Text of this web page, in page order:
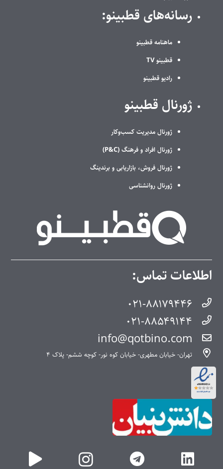
رسانه‌های قطبینو:
ماهنامه قطبینو
قطبینو TV
رادیو قطبینو
ژورنال قطبینو
ژورنال مدیریت کسب‌وکار
ژورنال افراد و فرهنگ (P&C)
ژورنال فروش، بازاریابی و برندینگ
ژورنال روانشناسی
اطلاعات تماس:
۰۲۱-۸۸۱۷۹۴۴۶
۰۲۱-۸۸۵۴۹۱۴۴
info@qotbino.com
تهران- خیابان مطهری- خیابان کوه نور- کوچه ششم- پلاک ۴